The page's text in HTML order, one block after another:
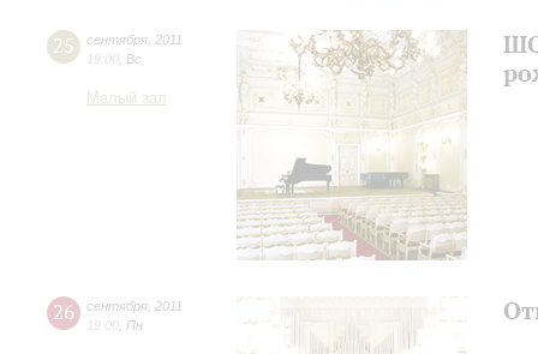
25 сентября 2011
19:00 Вс
Малый зал
26 сентября 2011
19:00 Пн